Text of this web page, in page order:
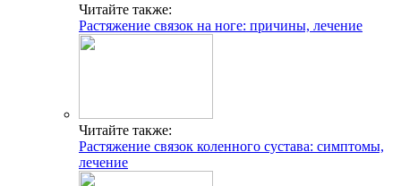
Читайте также:
Растяжение связок на ноге: причины, лечение
Читайте также:
Растяжение связок коленного сустава: симптомы,
лечение